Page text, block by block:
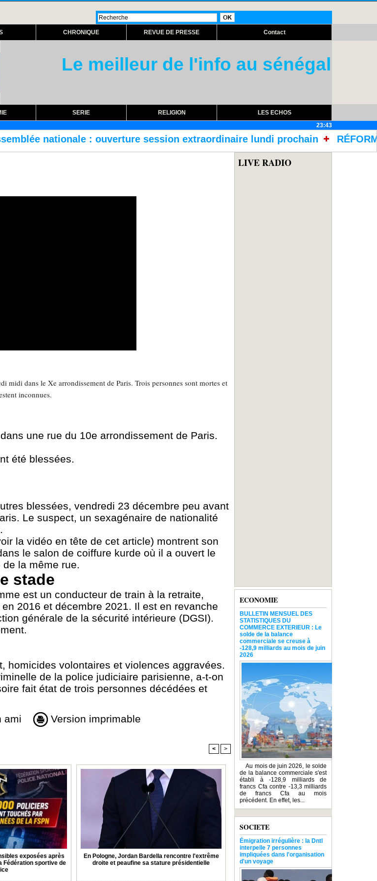
CHRONIQUE REVUE DE PRESSE Contact
Le meilleur de l'info au sénégal
SERIE RELIGION
LES ECHOS
23:43
: ouverture session extraordinaire lundi prochain RÉFORME DES
midi dans le Xe arrondissement de Paris. Trois personnes sont mortes et
inconnues.
une rue du 10e arrondissement de Paris.
été blessées.
blessées, vendredi 23 décembre peu avant
Le suspect, un sexagénaire de nationalité
la vidéo en tête de cet article) montrent son
le salon de coiffure kurde où il a ouvert le
la même rue.
stade
est un conducteur de train à la retraite,
2016 et décembre 2021. Il est en revanche
générale de la sécurité intérieure (DGSI).
homicides volontaires et violences aggravées.
de la police judiciaire parisienne, a-t-on
fait état de trois personnes décédées et
ami Version imprimable
< >
exposées après
Fédération sportive de
En Pologne, Jordan Bardella rencontre l'extrême
droite et peaufine sa stature présidentielle
LIVE RADIO
ECONOMIE
BULLETIN MENSUEL DES
STATISTIQUES DU
COMMERCE EXTERIEUR : Le
solde de la balance
commerciale se creuse à
-128,9 milliards au mois de juin
2026
Au mois de juin 2026, le solde
de la balance commerciale s'est
établi à -128,9 milliards de
francs Cfa contre -13,3 milliards
de francs Cfa au mois
précédent. En effet, les...
SOCIETE
Émigration irrégulière : la Dntl
interpelle 7 personnes
impliquées dans l'organisation
d'un voyage